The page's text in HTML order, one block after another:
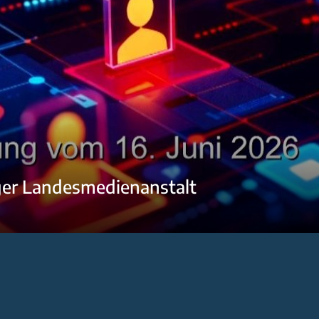
Landesmedienanstalt